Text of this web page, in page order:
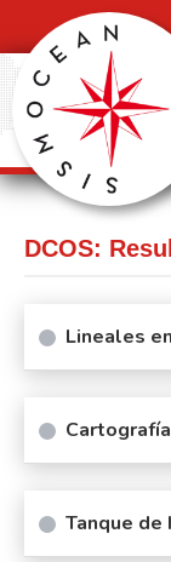
DCOS:
Lineales
Tanque de